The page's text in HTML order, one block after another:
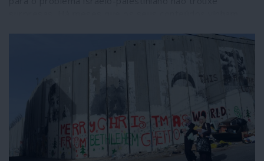
de “acordo do século”, pelo que nenhum dos aspectos
focados ao longo das 80 páginas do documento
contraria o que era esperado. Mais grave do que o
texto é o facto de estar a ser aplicado há muito tempo,
perante a inércia da chamada “comunidade
internacional”, e representar um patamar elevadíssimo –
quase irreversível na actual relação de forças mundial –
da estratégia de factos consumados seguida
metodicamente por Israel e os Estados Unidos.